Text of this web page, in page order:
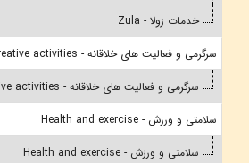
خدمات زولا - Zula
سرگرمی و فعالیت های خلاقانه - Hobbies and creative activities
سرگرمی و فعالیت های خلاقانه - Hobbies and creative activities
سلامتی و ورزش - Health and exercise
سلامتی و ورزش - Health and exercise